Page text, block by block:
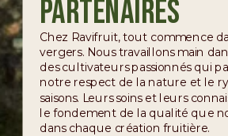
partenaires
Chez Ravifruit, tout commence
vergers. Nous travaillons main
des cultivateurs passionnés qui
notre respect de la nature et le
saisons. Leurs soins et leurs
le fondement de la qualité que
dans chaque création fruitière.